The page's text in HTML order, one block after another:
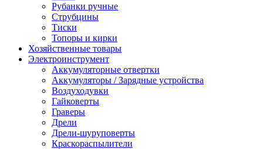
Рубанки ручные
Струбцины
Тиски
Топоры и кирки
Хозяйственные товары
Электроинструмент
Аккумуляторные отвертки
Аккумуляторы / Зарядные устройства
Воздуходувки
Гайковерты
Граверы
Дрели
Дрели-шуруповерты
Краскораспылители